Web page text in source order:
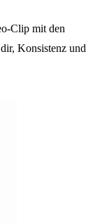
Clip mit den
Konsistenz und